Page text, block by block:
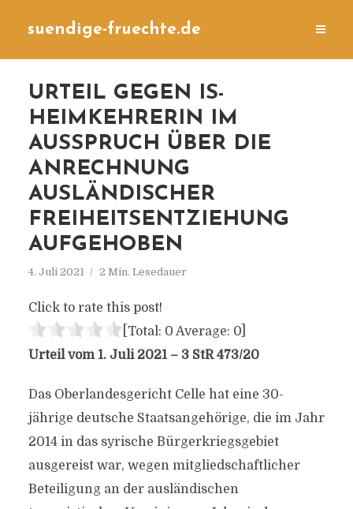
suendige-fruechte.de
URTEIL GEGEN IS-
HEIMKEHRERIN IM
AUSSPRUCH ÜBER DIE
ANRECHNUNG
AUSLÄNDISCHER
FREIHEITSENTZIEHUNG
AUFGEHOBEN
4. Juli 2021 2 Min. Lesedauer
Click to rate this post!
[Total: 0 Average: 0]
Urteil vom 1. Juli 2021 – 3 StR 473/20
Das Oberlandesgericht Celle hat eine 30-
jährige deutsche Staatsangehörige, die im Jahr
2014 in das syrische Bürgerkriegsgebiet
ausgereist war, wegen mitgliedschaftlicher
Beteiligung an der ausländischen